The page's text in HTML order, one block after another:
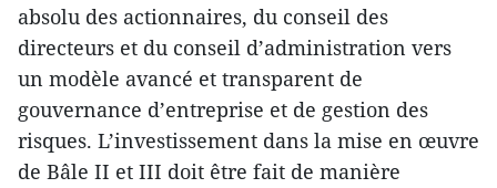
absolu des actionnaires, du conseil des
directeurs et du conseil d’administration vers
un modèle avancé et transparent de
gouvernance d’entreprise et de gestion des
risques. L’investissement dans la mise en œuvre
de Bâle II et III doit être fait de manière